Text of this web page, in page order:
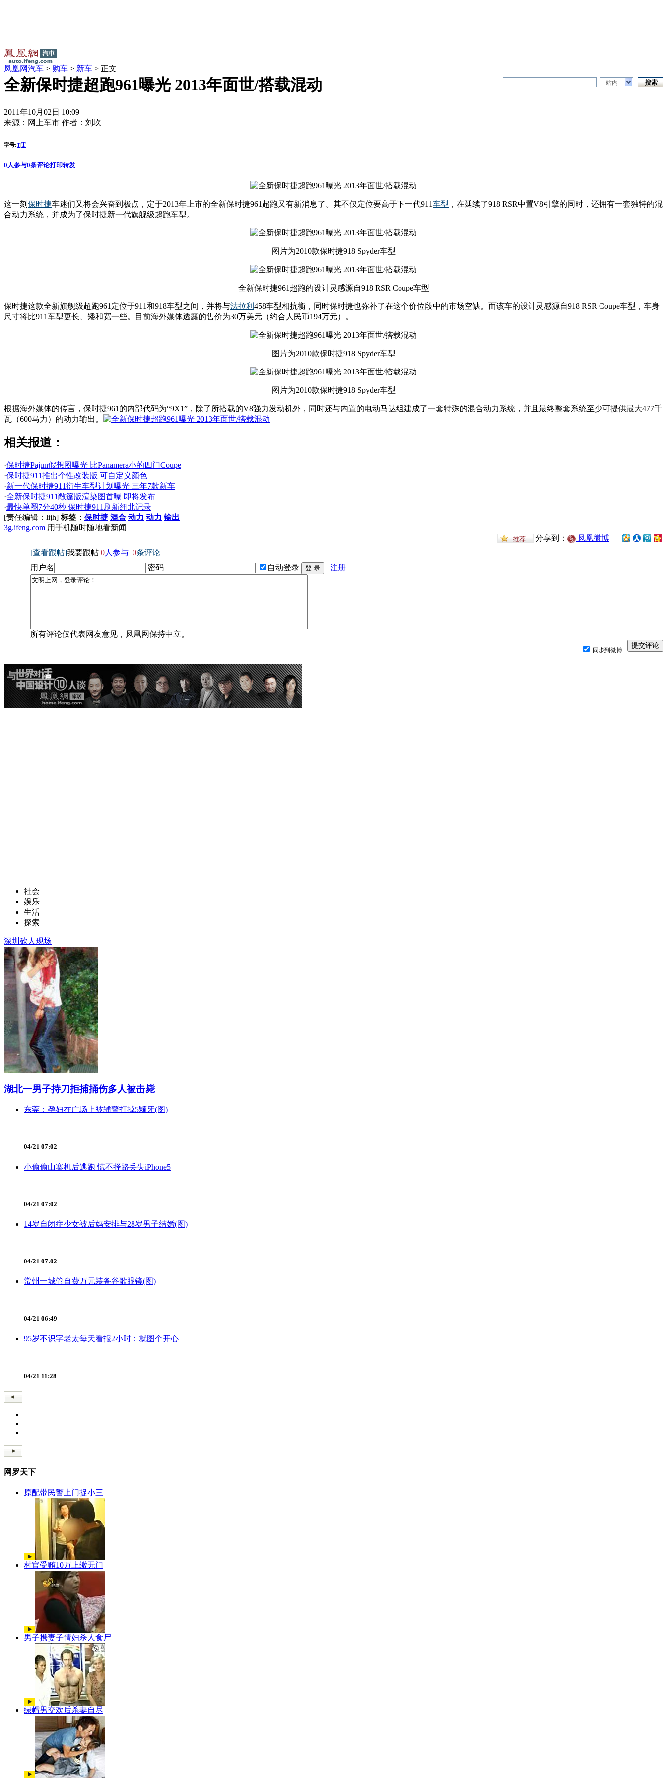
凤凰网汽车 > 购车 > 新车 > 正文
站内
全新保时捷超跑961曝光 2013年面世/搭载混动
2011年10月02日 10:09
来源： 网上车市 作者： 刘坎
字号:T|T
0 人参与0条评论打印转发
这一刻 保时捷车迷们又将会兴奋到极点，定于2013年上市的全新保时捷961超跑又有新消息了。其不仅定位要高于下一代911车型 ，在延续了918 RSR中置V8引擎的同时，还拥有一套独特的混
合动力系统，并成为了保时捷新一代旗舰级超跑车型。
图片为2010款保时捷918 Spyder车型
全新保时捷961超跑的设计灵感源自918 RSR Coupe车型
保时捷这款全新旗舰级超跑961定位于911和918车型之间，并将与法拉利 458车型相抗衡，同时保时捷也弥补了在这个价位段中的市场空缺。而该车的设计灵感源自918 RSR Coupe车型，车身
尺寸将比911车型更长、矮和宽一些。目前海外媒体透露的售价为30万美元（约合人民币194万元）。
图片为2010款保时捷918 Spyder车型
图片为2010款保时捷918 Spyder车型
根据海外媒体的传言，保时捷961的内部代码为“9X1”，除了所搭载的V8强力发动机外，同时还与内置的电动马达组建成了一套特殊的混合动力系统，并且最终整套系统至少可提供最大477千
瓦（600马力）的动力输出。
相关报道：
·保时捷Pajun假想图曝光 比Panamera小的四门Coupe
·保时捷911推出个性改装版 可自定义颜色
·新一代保时捷911衍生车型计划曝光 三年7款新车
·全新保时捷911敞篷版渲染图首曝 即将发布
·最快单圈7分40秒 保时捷911刷新纽北记录
[责任编辑：lijh] 标签： 保时捷 混合 动力 动力 输出
3g.ifeng.com 用手机随时随地看新闻
分享到：
凤凰微博
[查看跟帖]我要跟帖 0人参与 0条评论
用户名
密码 自动登录 注册
所有评论仅代表网友意见，凤凰网保持中立。
同步到微博
社会
娱乐
生活
探索
深圳砍人现场
湖北一男子持刀拒捕捅伤多人被击毙
东莞：孕妇在广场上被辅警打掉5颗牙(图)
04/21 07:02
小偷偷山寨机后逃跑 慌不择路丢失iPhone5
04/21 07:02
14岁自闭症少女被后妈安排与28岁男子结婚(图)
04/21 07:02
常州一城管自费万元装备谷歌眼镜(图)
04/21 06:49
95岁不识字老太每天看报2小时：就图个开心
04/21 11:28
网罗天下
原配带民警上门捉小三
村官受贿10万上缴无门
男子携妻子情妇杀人食尸
绿帽男交欢后杀妻自尽